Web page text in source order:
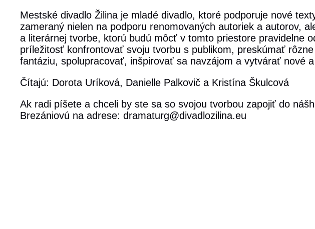
Mestské divadlo Žilina je mladé divadlo, ktoré podporuje nové
zameraný nielen na podporu renomovaných autoriek a autorov,
a literárnej tvorbe, ktorú budú môcť v tomto priestore pravidelne
príležitosť konfrontovať svoju tvorbu s publikom, preskúmať
fantáziu, spolupracovať, inšpirovať sa navzájom a vytvárať nové
Čítajú: Dorota Uríková, Danielle Palkovič a Kristína Škulcová
Ak radi píšete a chceli by ste sa so svojou tvorbou zapojiť do
Brezániovú na adrese: dramaturg@divadlozilina.eu